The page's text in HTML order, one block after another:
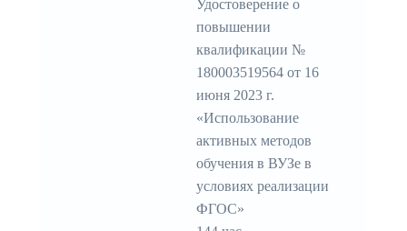
Удостоверение о
повышении
квалификации №
180003519564 от 16
июня 2023 г.
«Использование
активных методов
обучения в ВУЗе в
условиях реализации
ФГОС»